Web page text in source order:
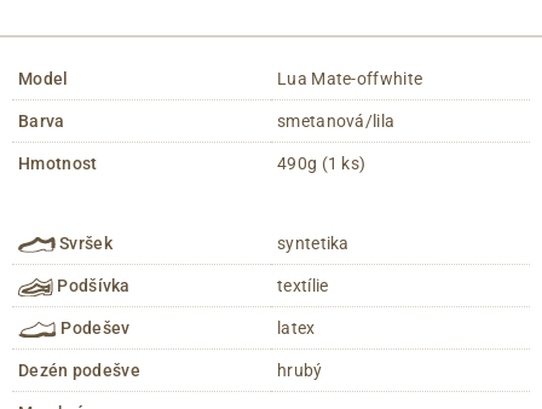
Model Lua Mate-offwhite
Barva smetanová/lila
Hmotnost 490g (1 ks)
Svršek syntetika
Podšívka textílie
Podešev latex
Dezén podešve hrubý